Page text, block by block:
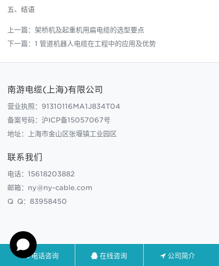
五、结语
上一篇： 架桥机及起重机用扁电缆的选型要点
下一篇： 1 管道机器人电缆在工程中的应用及优势
南游电缆(上海)有限公司
营业执照：91310116MA1J834T04
备案号码： 沪ICP备15057067号
地址：上海市金山区张堰镇工业园区
联系我们
电话：15618203882
邮箱：ny@ny-cable.com
Q Q：83958450
电话咨询 在线咨询 公司简介